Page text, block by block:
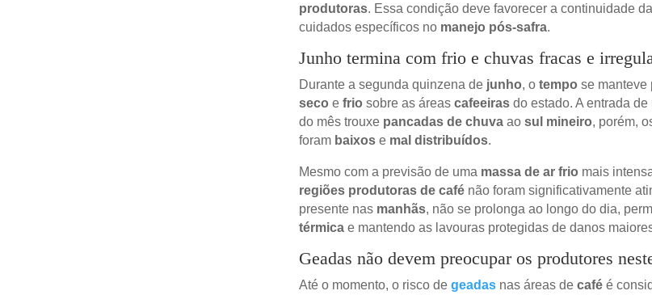
produtoras. Essa condição deve favorecer a continuidade da
cuidados específicos no manejo pós-safra.
Junho termina com frio e chuvas fracas e
Durante a segunda quinzena de junho, o tempo se manteve
seco e frio sobre as áreas cafeeirasdo estado. A entrada de
do mês trouxe pancadas de chuvaao sul mineiro, porém,
foram baixose mal distribuídos.
Mesmo com a previsão de uma massa de ar frio mais
regiões produtoras de cafénão foram significativamente
presente nas manhãs, não se prolonga ao longo do dia,
térmicae mantendo as lavouras protegidas de danos
Geadas não devem preocupar os produtores
Até o momento, o risco de geadasnas áreas de caféé